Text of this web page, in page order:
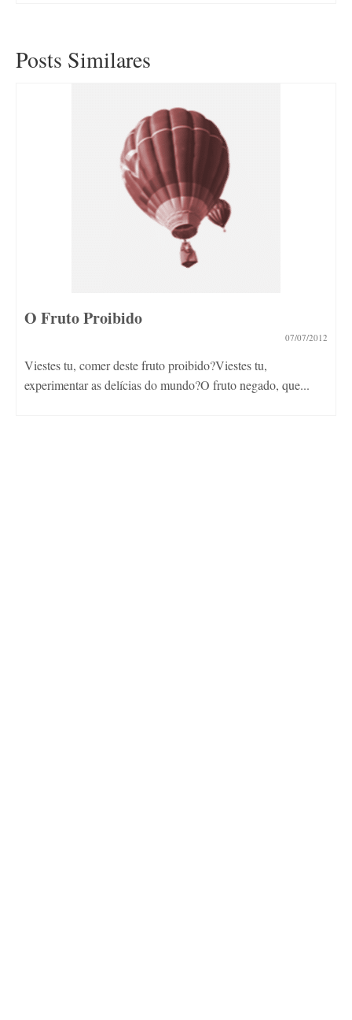
Posts Similares
O Fruto Proibido
07/07/2012
Viestes tu, comer deste fruto proibido?Viestes tu,
experimentar as delícias do mundo?O fruto negado, que...